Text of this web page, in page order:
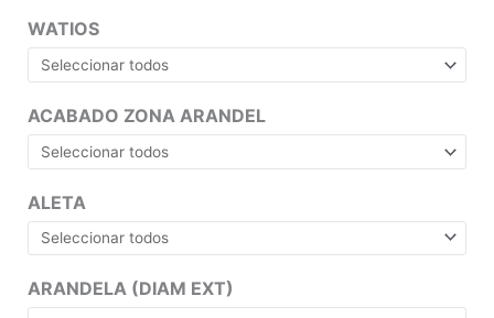
WATIOS
ACABADO ZONA ARANDEL
ALETA
ARANDELA (DIAM EXT)